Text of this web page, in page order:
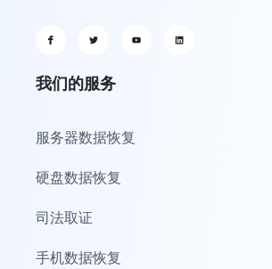
我们的服务
服务器数据恢复
硬盘数据恢复
司法取证
手机数据恢复